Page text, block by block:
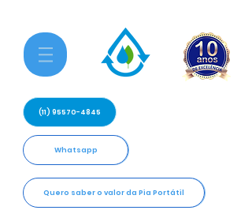
(11) 95570-4845
Whatsapp
Quero saber o valor da Pia Portátil